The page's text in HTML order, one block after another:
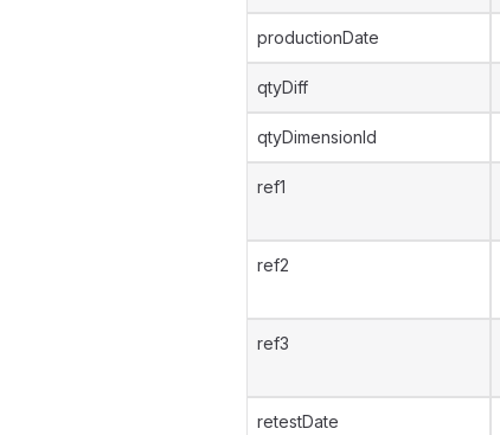
productionDate
qtyDiff
qtyDimensionId
ref1
ref2
ref3
retestDate